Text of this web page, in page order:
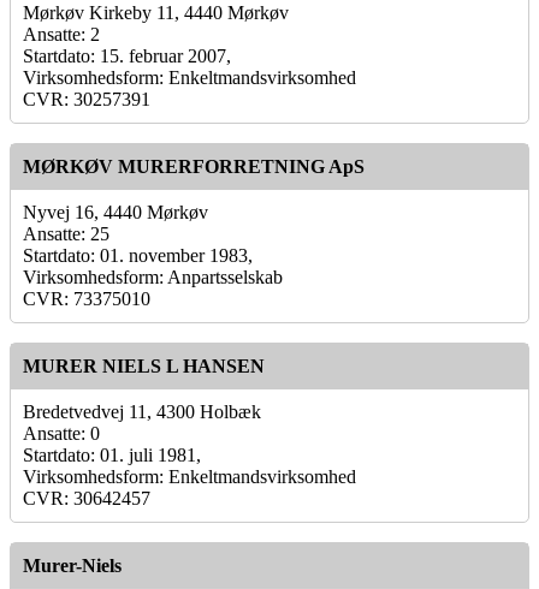
Mørkøv Kirkeby 11, 4440 Mørkøv
Ansatte: 2
Startdato: 15. februar 2007,
Virksomhedsform: Enkeltmandsvirksomhed
CVR: 30257391
MØRKØV MURERFORRETNING ApS
Nyvej 16, 4440 Mørkøv
Ansatte: 25
Startdato: 01. november 1983,
Virksomhedsform: Anpartsselskab
CVR: 73375010
MURER NIELS L HANSEN
Bredetvedvej 11, 4300 Holbæk
Ansatte: 0
Startdato: 01. juli 1981,
Virksomhedsform: Enkeltmandsvirksomhed
CVR: 30642457
Murer-Niels